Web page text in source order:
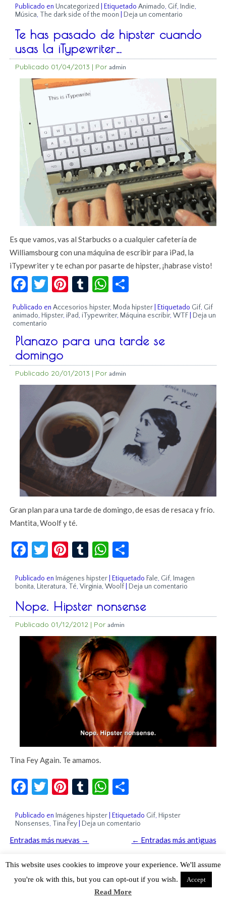
Publicado en Uncategorized Etiquetado Animado, Gif, Indie,
Música, The dark side of the moon Deja un comentario
Te has pasado de hipster cuando
usas la iTypewriter…
Publicado 01/04/2013 | Por admin
Es que vamos, vas al Starbucks o a cualquier cafetería de
Williamsbourg con una máquina de escribir para iPad, la
iTypewriter y te echan por pasarte de hipster, ¡habrase visto!
Facebook
Twitter
Pinterest
TumblrWhatsApp
Publicado en Accesorios hipster, Moda hipster Etiquetado Gif, Gif
animado, Hipster, iPad, iTypewriter, Máquina escribir,WTF
Deja un
comentario
Planazo para una tarde se
domingo
Publicado 20/01/2013 | Por admin
Gran plan para una tarde de domingo, de esas de resaca y frío.
Mantita, Woolf y té.
Facebook
Twitter
Pinterest
TumblrWhatsApp
Publicado en Imágenes hipster |Etiquetado Fale, Gif, Imagen
bonita, Literatura, Té,Virginia,Woolf Deja un comentario
Nope. Hipster nonsense
Publicado 01/12/2012 | Por admin
Tina Fey Again. Te amamos.
Facebook
Twitter
Pinterest
TumblrWhatsApp
Publicado en Imágenes hipster Etiquetado Gif, Hipster
Nonsenses, Tina Fey Deja un comentario
Entradas más nuevas → ← Entradas más antiguas
This website uses cookies to improve your experience. We'll assume
you're ok with this, but you can opt-out if you wish.
Accept
Read More